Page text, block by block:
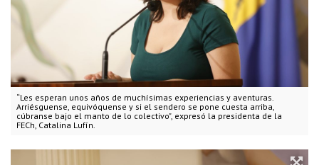
“Les esperan unos años de muchísimas experiencias y aventuras.
Arriésguense, equivóquense y si el sendero se pone cuesta arriba,
cúbranse bajo el manto de lo colectivo", expresó la presidenta de la
FECh, Catalina Lufín.